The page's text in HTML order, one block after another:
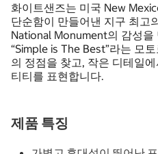
화이트샌즈는 미국 New
단순함이 만들어낸 지구 최고
National Monument의 감성을
“Simple is The Best”라는 모
의 정점을 찾고, 작은 디테일
티티를 표현합니다.
제품 특징